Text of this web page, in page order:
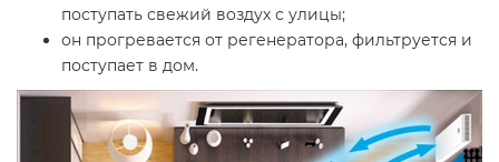
поступать свежий воздух с улицы;
он прогревается от регенератора, фильтруется и
поступает в дом.